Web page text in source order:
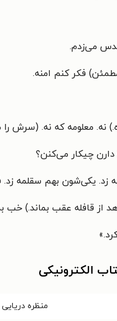
می‌زدم.
فکر کنم امنه.
نه. معلومه که نه. (سرش را
دارن چیکار می‌کنن؟
زد. یکی‌شون بهم سقلمه
از قافله عقب بماند.)
»
الکترونیکی
منظره دریایی